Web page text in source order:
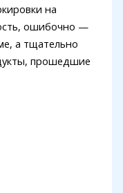
на
ошибочно —
а тщательно
прошедшие